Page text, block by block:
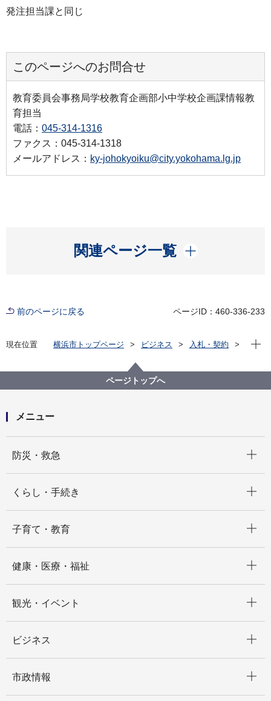
発注担当課と同じ
このページへのお問合せ
教育委員会事務局学校教育企画部小中学校企画課情報教
育担当
電話： 045-314-1316
ファクス：045-314-1318
メールアドレス： ky-johokyoiku@city.yokohama.lg.jp
関連ページ一覧
開く
前のページに戻る ページID：460-336-233
現在位置 横浜市トップページ ビジネス
入札・契約
【入札結果】横浜市教育情報ネットワークシステム運
用業務委託 一式
現在
ページトップへ
メニュー
防災・救急
くらし・手続き
子育て・教育
健康・医療・福祉
観光・イベント
ビジネス
市政情報